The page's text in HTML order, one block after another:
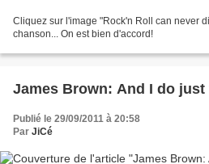
Cliquez sur l'image "Rock'n Roll can never
chanson... On est bien d'accord!
James Brown: And I do just
Publié le 29/09/2011 à 20:58
Par JiCé